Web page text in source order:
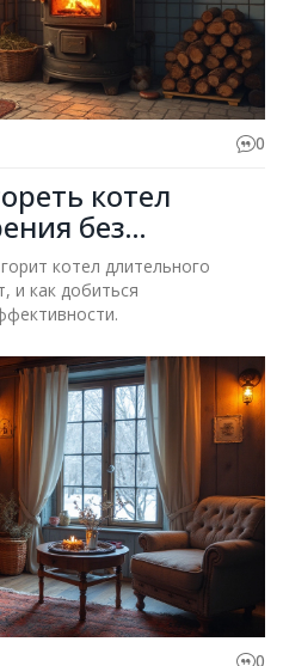
0
котел
без
реальные
котел длительного
и как добиться
0